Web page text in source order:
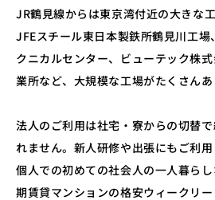
JR鶴見線からは東京湾付近の大きな
JFEスチール東日本製鉄所鶴見川工場
クニカルセンター、ビューテック株
業所など、大規模な工場がたくさんあ
法人のご利用は社宅・寮からの切替
れません。新人研修や出張にもご利用
個人での初めての社会人の一人暮ら
期賃貸マンションの格安ウィークリ